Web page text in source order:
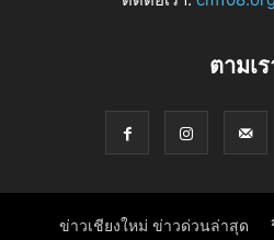
ตามเ
ข่าวเชียงใหม่ ข่าวด่วนล่าสุด